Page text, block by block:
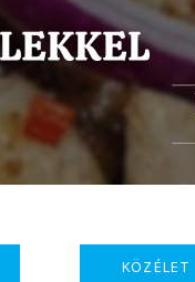
KÖZÉLET